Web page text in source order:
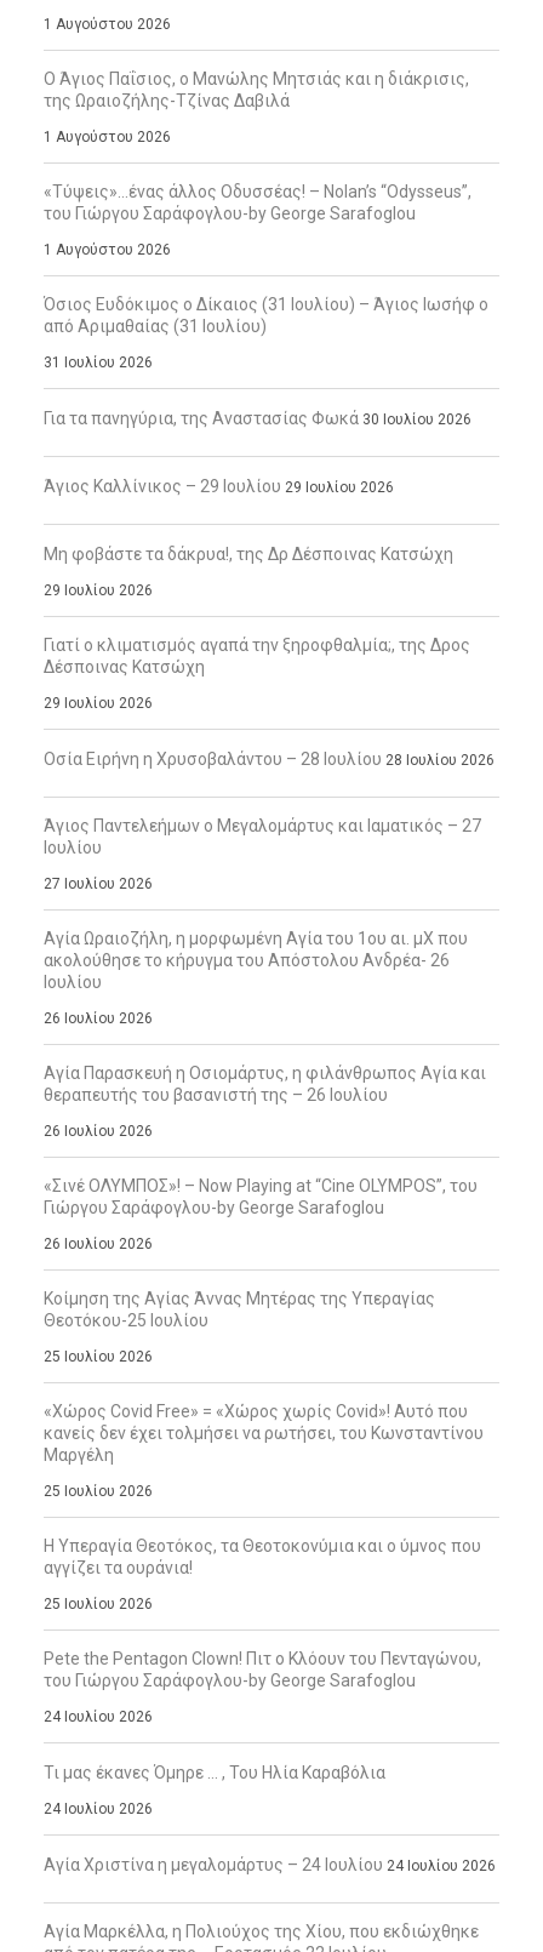
1 Αυγούστου 2026
Ο Άγιος Παΐσιος, ο Μανώλης Μητσιάς και η διάκρισις,
της Ωραιοζήλης-Τζίνας Δαβιλά
1 Αυγούστου 2026
«Τύψεις»…ένας άλλος Οδυσσέας! – Nolan’s “Odysseus”,
του Γιώργου Σαράφογλου-by George Sarafoglou
1 Αυγούστου 2026
Όσιος Ευδόκιμος ο Δίκαιος (31 Ιουλίου) – Άγιος Ιωσήφ ο
από Αριμαθαίας (31 Ιουλίου)
31 Ιουλίου 2026
Για τα πανηγύρια, της Αναστασίας Φωκά 30 Ιουλίου 2026
Άγιος Καλλίνικος – 29 Ιουλίου 29 Ιουλίου 2026
Μη φοβάστε τα δάκρυα!, της Δρ Δέσποινας Κατσώχη
29 Ιουλίου 2026
Γιατί ο κλιματισμός αγαπά την ξηροφθαλμία;, της Δρος
Δέσποινας Κατσώχη
29 Ιουλίου 2026
Οσία Ειρήνη η Χρυσοβαλάντου – 28 Ιουλίου 28 Ιουλίου 2026
Άγιος Παντελεήμων ο Μεγαλομάρτυς και Ιαματικός – 27
Ιουλίου
27 Ιουλίου 2026
Αγία Ωραιοζήλη, η μορφωμένη Αγία του 1ου αι. μΧ που
ακολούθησε το κήρυγμα του Απόστολου Ανδρέα- 26
Ιουλίου
26 Ιουλίου 2026
Αγία Παρασκευή η Οσιομάρτυς, η φιλάνθρωπος Αγία και
θεραπευτής του βασανιστή της – 26 Ιουλίου
26 Ιουλίου 2026
«Σινέ ΟΛΥΜΠΟΣ»! – Now Playing at “Cine OLYMPOS”, του
Γιώργου Σαράφογλου-by George Sarafoglou
26 Ιουλίου 2026
Κοίμηση της Αγίας Άννας Μητέρας της Υπεραγίας
Θεοτόκου-25 Ιουλίου
25 Ιουλίου 2026
«Χώρος Covid Free» = «Χώρος χωρίς Covid»! Αυτό που
κανείς δεν έχει τολμήσει να ρωτήσει, του Κωνσταντίνου
Μαργέλη
25 Ιουλίου 2026
Η Υπεραγία Θεοτόκος, τα Θεοτοκονύμια και ο ύμνος που
αγγίζει τα ουράνια!
25 Ιουλίου 2026
Pete the Pentagon Clown! Πιτ ο Κλόουν του Πενταγώνου,
του Γιώργου Σαράφογλου-by George Sarafoglou
24 Ιουλίου 2026
Τι μας έκανες Όμηρε … , Του Ηλία Καραβόλια
24 Ιουλίου 2026
Αγία Χριστίνα η μεγαλομάρτυς – 24 Ιουλίου 24 Ιουλίου 2026
Αγία Μαρκέλλα, η Πολιούχος της Χίου, που εκδιώχθηκε